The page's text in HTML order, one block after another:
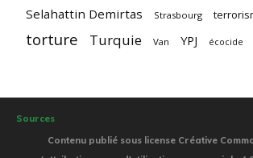
Selahattin Demirtas Strasbourg
torture Turquie Van YPJ écocide
Sources
Contenu publié sous license Créative